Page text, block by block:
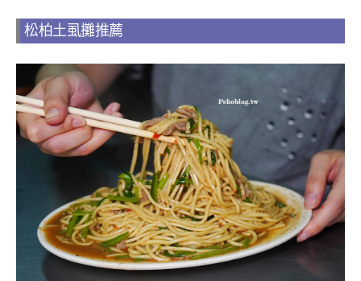
松柏土虱攤推薦